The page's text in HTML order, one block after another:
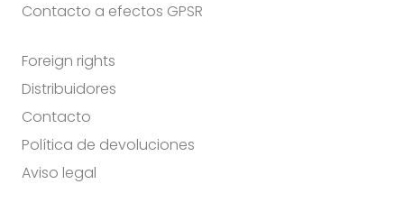
Contacto a efectos GPSR
Foreign rights
Distribuidores
Contacto
Política de devoluciones
Aviso legal